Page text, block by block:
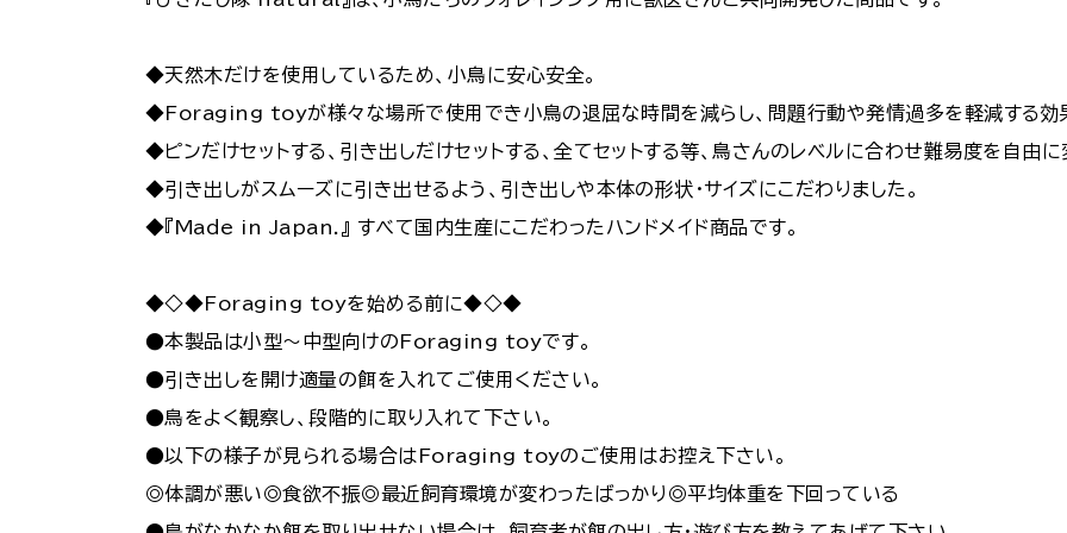
◆天然木だけを使用しているため、小鳥に安心安全。
◆Foraging toyが様々な場所で使用でき小鳥の退屈な時間を減らし、問題行動や発情過多を軽減する効
◆ピンだけセットする、引き出しだけセットする、全てセットする等、鳥さんのレベルに合わせ難易度を自由に
◆引き出しがスムーズに引き出せるよう、引き出しや本体の形状・サイズにこだわりました。
◆『Made in Japan.』 すべて国内生産にこだわったハンドメイド商品です。
◆◇◆Foraging toyを始める前に◆◇◆
●本製品は小型〜中型向けのForaging toyです。
●引き出しを開け適量の餌を入れてご使用ください。
●鳥をよく観察し、段階的に取り入れて下さい。
●以下の様子が見られる場合はForaging toyのご使用はお控え下さい。
◎体調が悪い◎食欲不振◎最近飼育環境が変わったばっかり◎平均体重を下回っている